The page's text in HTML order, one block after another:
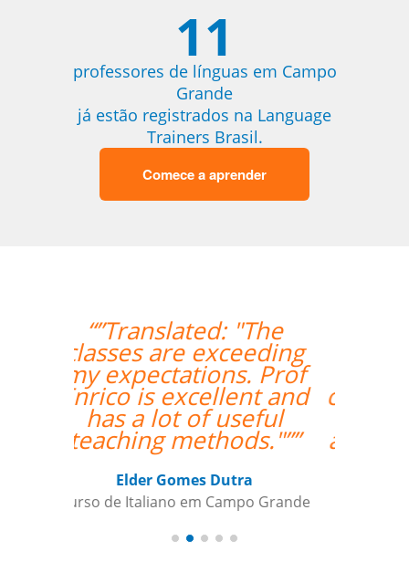
11
professores de línguas em Campo
Grande
já estão registrados na Language
Trainers Brasil.
Comece a aprender
“”A experiente
professora Mei foi
bastante didática e
conseguiu mesmo via
Skype me fazer
adquirir os primeiros
passos de Chinês
Mandarim.””
Curso de Chinês Mandarim em